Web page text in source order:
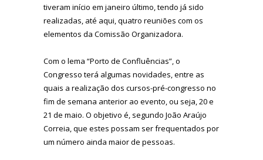
tiveram início em janeiro último, tendo já sido
realizadas, até aqui, quatro reuniões com os
elementos da Comissão Organizadora.
Com o lema “Porto de Confluências”, o
Congresso terá algumas novidades, entre as
quais a realização dos cursos-pré-congresso no
fim de semana anterior ao evento, ou seja, 20 e
21 de maio. O objetivo é, segundo João Araújo
Correia, que estes possam ser frequentados por
um número ainda maior de pessoas.